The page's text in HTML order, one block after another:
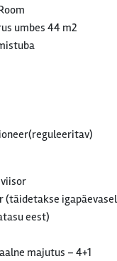
umbes 44 m2
(täidetakse
eest)
majutus – 4+1